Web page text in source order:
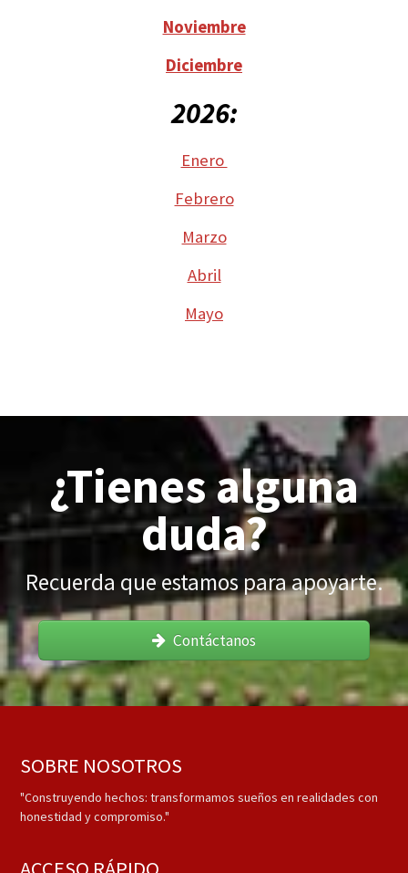
Noviembre
Diciembre
2026:
Enero
Febrero
Marzo
Abril
Mayo
¿Tienes alguna
duda?
Recuerda que estamos para apoyarte.
Contáctanos
SOBRE NOSOTROS
"Construyendo hechos: transformamos sueños en realidades con
honestidad y compromiso."